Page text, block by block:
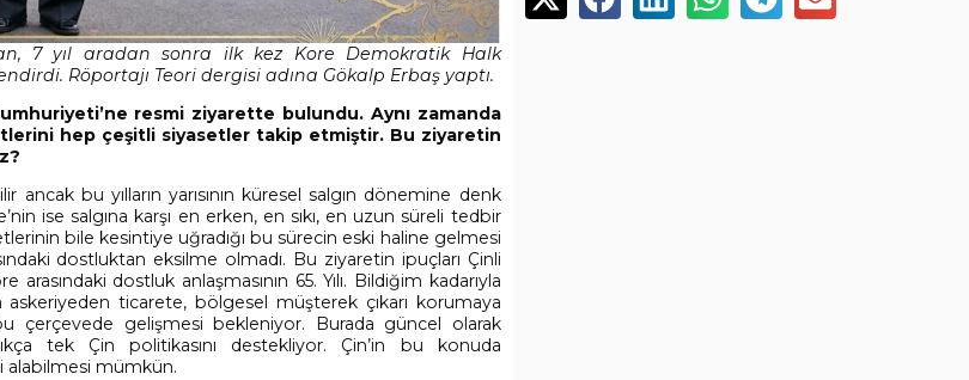
7 yıl aradan sonra ilk kez Kore Demokratik Halk
Röportajı Teori dergisi adına Gökalp Erbaş yaptı.
resmi ziyarette bulundu. Aynı zamanda
hep çeşitli siyasetler takip etmiştir. Bu ziyaretin
bu yılların yarısının küresel salgın dönemine denk
ise salgına karşı en erken, en sıkı, en uzun süreli tedbir
bile kesintiye uğradığı bu sürecin eski haline gelmesi
dostluktan eksilme olmadı. Bu ziyaretin ipuçları Çinli
dostluk anlaşmasının 65. Yılı. Bildiğim kadarıyla
ticarete, bölgesel müşterek çıkarı korumaya
çerçevede gelişmesi bekleniyor. Burada güncel olarak
tek Çin politikasını destekliyor. Çin’in bu konuda
alabilmesi mümkün.